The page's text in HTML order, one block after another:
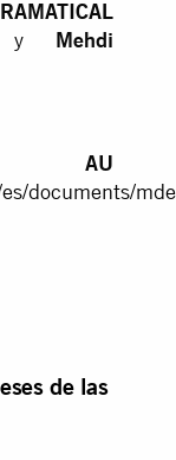
yMehdi
AU
es/documents/
de las